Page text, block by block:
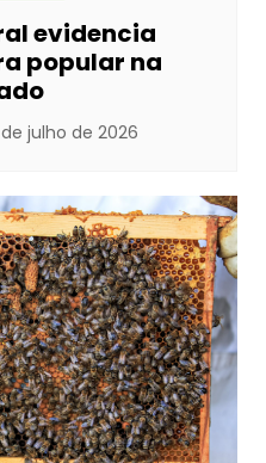
evidencia
popular na
julho de 2026